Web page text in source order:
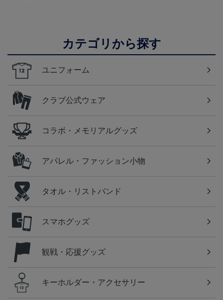
カテゴリから探す
ユニフォーム
クラブ公式ウェア
コラボ・メモリアルグッズ
アパレル・ファッション小物
タオル・リストバンド
スマホグッズ
観戦・応援グッズ
キーホルダー・アクセサリー